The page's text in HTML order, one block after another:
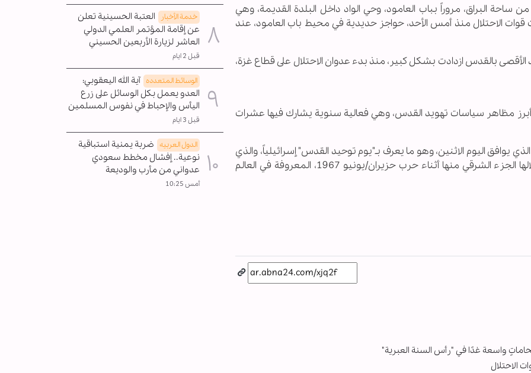
ساحة البراق، مروراً بباب العامود، وحي الواد داخل البلدة القديمة، وهي
الاحتلال منذ أمس الأحد، حواجز حديدية في محيط باب العامود، عند
بالقدس ازدادت بشكل كبير، منذ بدء عدوان الاحتلال على قطاع غزة،
أبرز مظاهر سياسات تهويد القدس، وهي فعالية سنوية يشارك فيها عشرات
الذي يوافق اليوم الاثنين، وهو ما يعرف بـ"يوم توحيد القدس" إسرائيلياً، والذي
تحتفل فيه "إسرائيل" بسيطرتها على القدس واحتلالها الجزء الشرقي منها أثناء حرب حزيران/يونيو 1967، المعروفة في العالم
واسعة غدًا في "رأس السنة العبرية"
الاحتلال
خدمة الأخبار
العتبة الحسينية تعلن
عن إقامة المؤتمر العلمي الدولي
العاشر لزيارة الأربعين الحسيني
قبل 2 ايام
الوسائط المتعدده آية الله اليعقوبي:
العدو يعمل بكل الوسائل على زرع
اليأس والإحباط في نفوس المسلمين
قبل 3 ايام
الدول العربیه ضربة يمنية استباقية
نوعية.. إفشال مخطط سعودي
عدواني من مأرب والوديعة
أمس 10:25